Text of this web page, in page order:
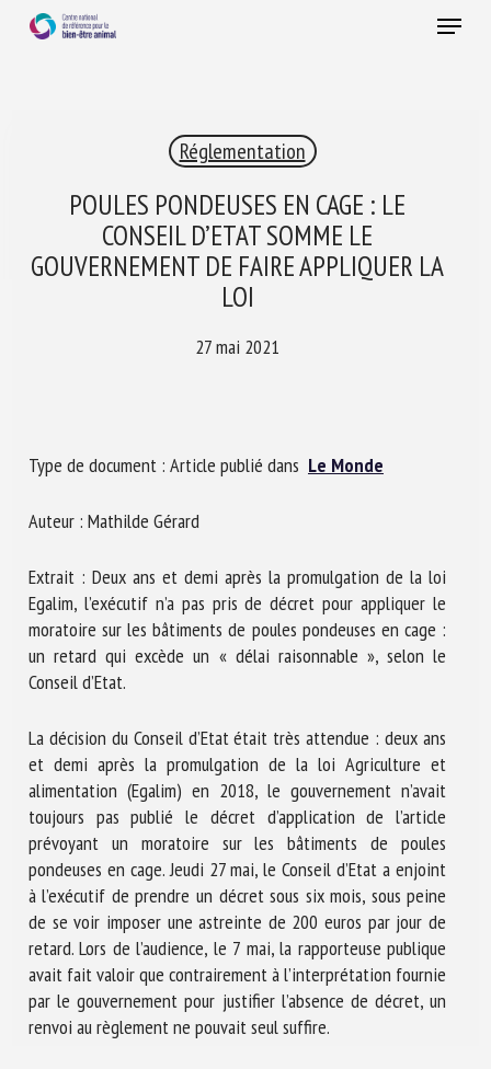
Menu
Réglementation
POULES PONDEUSES EN CAGE : LE
CONSEIL D’ETAT SOMME LE
GOUVERNEMENT DE FAIRE APPLIQUER LA
LOI
27 mai 2021
Type de document : Article publié dans Le Monde
Auteur : Mathilde Gérard
Extrait : Deux ans et demi après la promulgation de la loi
Egalim, l’exécutif n’a pas pris de décret pour appliquer le
moratoire sur les bâtiments de poules pondeuses en cage :
un retard qui excède un « délai raisonnable », selon le
Conseil d’Etat.
La décision du Conseil d’Etat était très attendue : deux ans
et demi après la promulgation de la loi Agriculture et
alimentation (Egalim) en 2018, le gouvernement n’avait
toujours pas publié le décret d’application de l’article
prévoyant un moratoire sur les bâtiments de poules
pondeuses en cage. Jeudi 27 mai, le Conseil d’Etat a enjoint
à l’exécutif de prendre un décret sous six mois, sous peine
de se voir imposer une astreinte de 200 euros par jour de
retard. Lors de l’audience, le 7 mai, la rapporteuse publique
avait fait valoir que contrairement à l’interprétation fournie
par le gouvernement pour justifier l’absence de décret, un
renvoi au règlement ne pouvait seul suffire.
RECEVEZ CHAQUE MOIS GRATUITEMENT
ANIMAL
Prénom *
Organisme *
E-mail *
En soumettant ce formulaire, j'accepte que les
informations saisies soient utilisées dans le cadre de la
relation avec le CNR BEA. *
Les champs suivis de * sont obligatoires